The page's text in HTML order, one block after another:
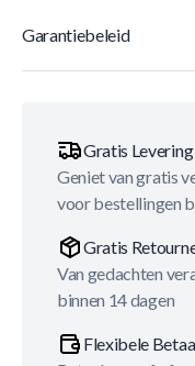
Garantiebeleid
Gratis Levering
Geniet van gratis
voor bestellingen
Gratis
Van gedachten
binnen 14 dagen
Flexibele